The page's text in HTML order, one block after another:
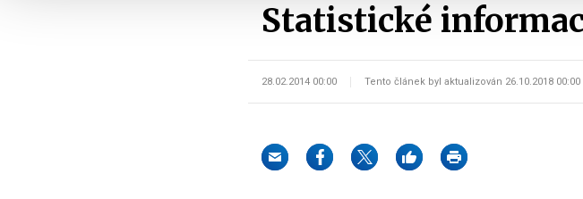
Statistické
28.02.2014 00:00 Tento článek byl aktualizován 26.10.2018 00:00